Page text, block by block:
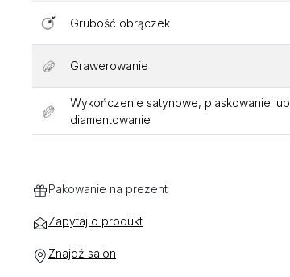
Grubość obrączek
Grawerowanie
Wykończenie satynowe, piaskowanie lub
diamentowanie
Pakowanie na prezent
Zapytaj o produkt
Znajdź salon